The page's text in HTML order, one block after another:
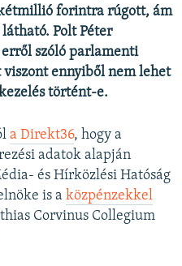
forintra rúgott, ám
Polt Péter
szóló parlamenti
ennyiből nem lehet
történt-e.
a Direkt36, hogy a
adatok alapján
és Hírközlési Hatóság
is a közpénzekkel
Corvinus Collegium